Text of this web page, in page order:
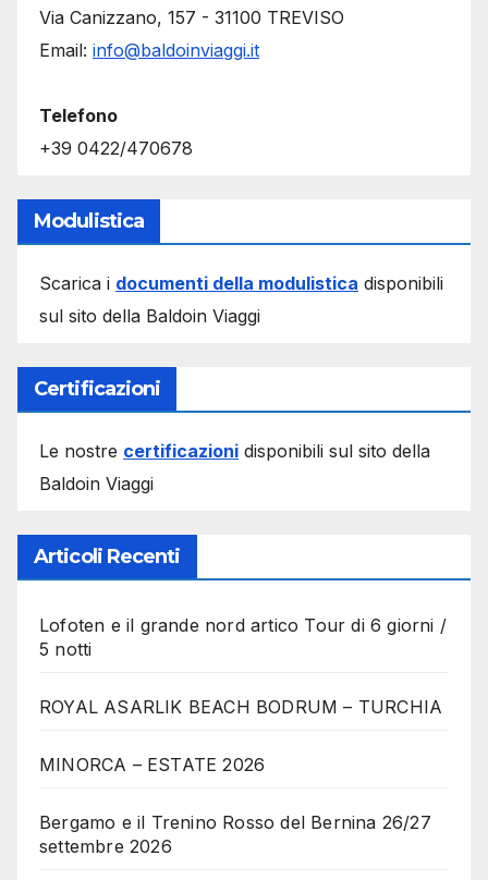
Via Canizzano, 157 - 31100 TREVISO
Email: info@baldoinviaggi.it
Telefono
+39 0422/470678
Modulistica
Scarica i documenti della modulistica disponibili
sul sito della Baldoin Viaggi
Certificazioni
Le nostre certificazioni disponibili sul sito della
Baldoin Viaggi
Articoli Recenti
Lofoten e il grande nord artico Tour di 6 giorni /
5 notti
ROYAL ASARLIK BEACH BODRUM – TURCHIA
MINORCA – ESTATE 2026
Bergamo e il Trenino Rosso del Bernina 26/27
settembre 2026